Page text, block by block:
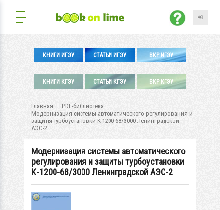
КНИГИ ИГЭУ СТАТЬИ ИГЭУ ВКР ИГЭУ
КНИГИ КГЭУ СТАТЬИ КГЭУ ВКР КГЭУ
Главная
PDF-библиотека
Модернизация системы автоматического регулирования и
защиты турбоустановки К-1200-68/3000 Ленинградской
АЭС-2
Модернизация системы автоматического
регулирования и защиты турбоустановки
К-1200-68/3000 Ленинградской АЭС-2